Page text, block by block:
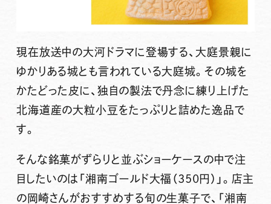
現在放送中の大河ドラマに登場する、大庭景親に
ゆかりある城とも言われている大庭城。その城を
かたどった皮に、独自の製法で丹念に練り上げた
北海道産の大粒小豆をたっぷりと詰めた逸品で
す。
そんな銘菓がずらりと並ぶショーケースの中で注
目したいのは 「湘南ゴールド大福（350円）」 。店主
の岡崎さんがおすすめする旬の生菓子で、 「湘南